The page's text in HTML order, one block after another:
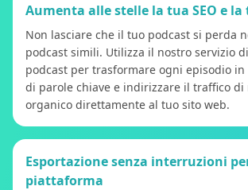
Aumenta alle stelle la tua SEO e
Non lasciare che il tuo podcast si perda
podcast simili. Utilizza il nostro servizio
podcast per trasformare ogni episodio
di parole chiave e indirizzare il traffico di
organico direttamente al tuo sito web.
Esportazione senza interruzioni
piattaforma